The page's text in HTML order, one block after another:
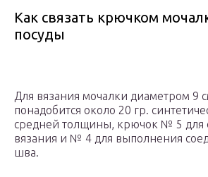
Как связать крючком
посуды
Для вязания мочалки диаметром 9
понадобится около 20 гр.
средней толщины, крючок № 5 для
вязания и № 4 для выполнения
шва.